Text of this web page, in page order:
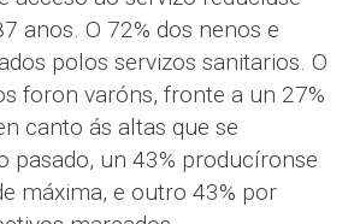
anos. O 72% dos nenos e
polos servizos sanitarios. O
foron varóns, fronte a un 27%
canto ás altas que se
pasado, un 43% producíronse
máxima, e outro 43% por